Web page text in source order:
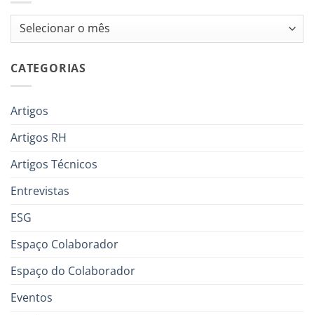
Arquivos
CATEGORIAS
Artigos
Artigos RH
Artigos Técnicos
Entrevistas
ESG
Espaço Colaborador
Espaço do Colaborador
Eventos